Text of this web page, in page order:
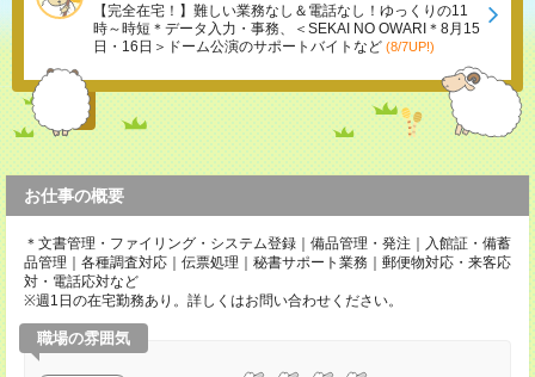
【完全在宅！】難しい業務なし＆電話なし！ゆっくりの11
時～時短＊データ入力・事務、＜SEKAI NO OWARI＊8月15
日・16日＞ドーム公演のサポートバイトなど (8/7UP!)
お仕事の概要
＊文書管理・ファイリング・システム登録｜備品管理・発注｜入館証・備蓄
品管理｜各種調査対応｜伝票処理｜秘書サポート業務｜郵便物対応・来客応
対・電話応対など
※週1日の在宅勤務あり。詳しくはお問い合わせください。
職場の雰囲気